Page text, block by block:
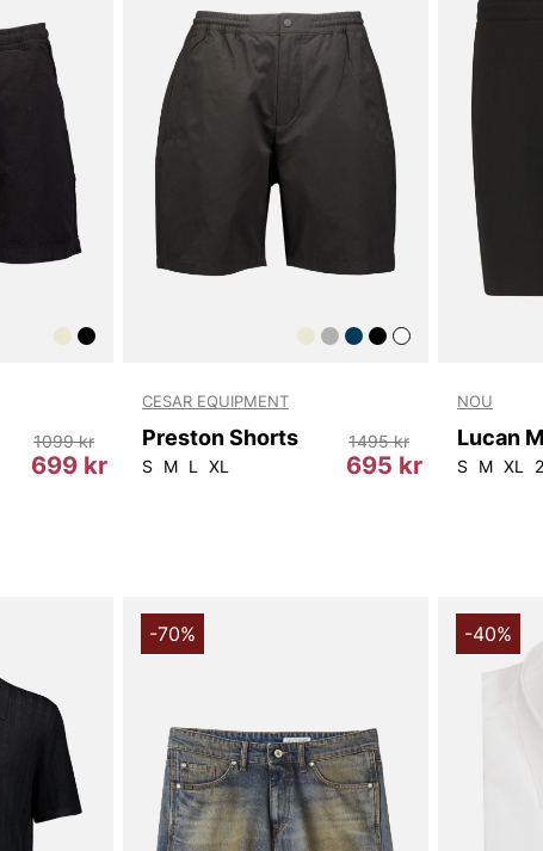
med en
sneakers -
med dessa
Tack för
Vingåker.
699 kr
1099 kr
CESAR EQUIPMENT
Preston Shorts
S M L XL 695 kr
1495 kr
NOU
S M XL
-70% -40%